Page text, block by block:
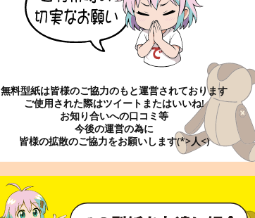
無料型紙は皆様のご協力のもと運営されております
ご使用された際はツイートまたはいいね!
お知り合いへの口コミ等
今後の運営の為に
皆様の拡散のご協力をお願いします(*>人<)